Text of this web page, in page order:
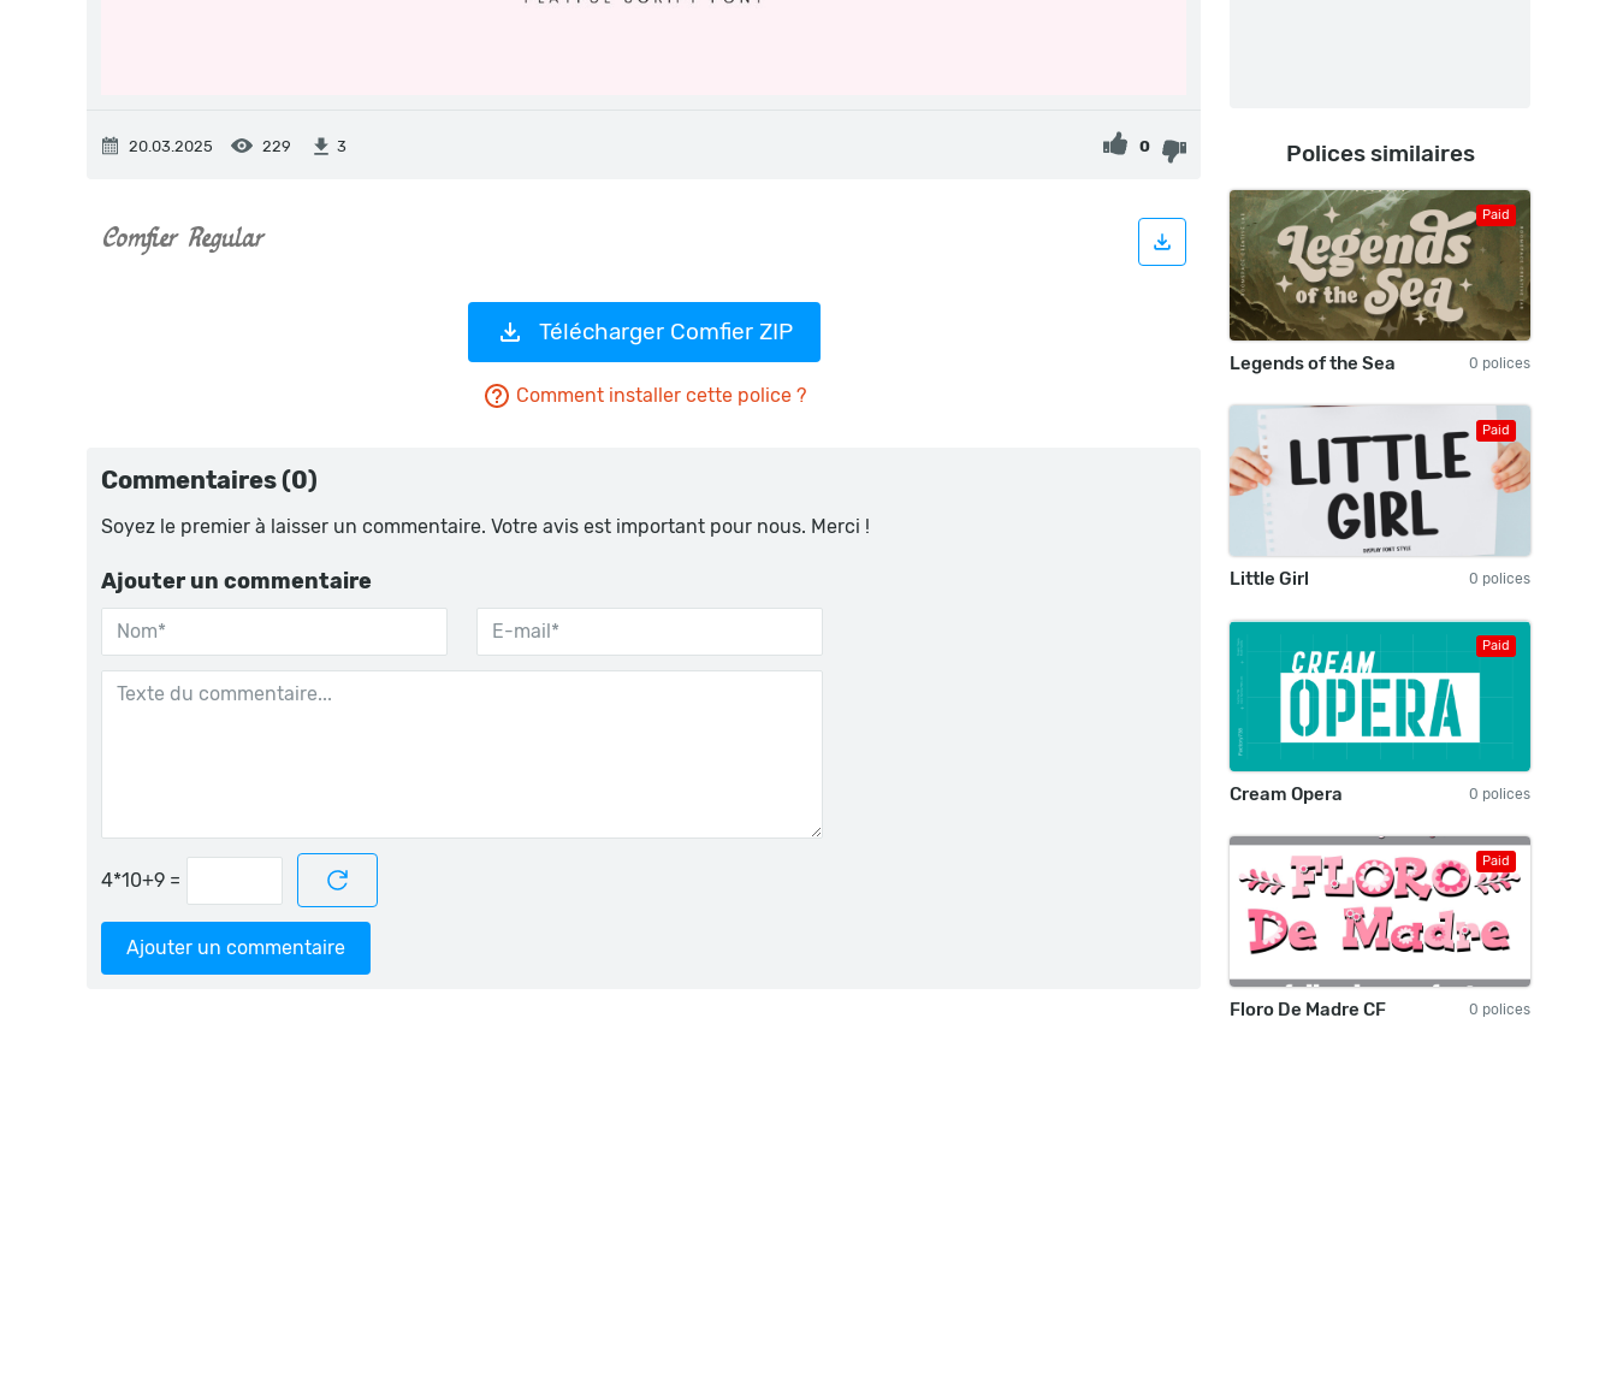
20.03.2025 229 3 0
Télécharger Comfier ZIP
Comment installer cette police ?
Commentaires (0)
Soyez le premier à laisser un commentaire. Votre avis est important pour nous. Merci !
Ajouter un commentaire
=
Ajouter un commentaire
Polices similaires
Paid
Legends of the Sea 0 polices
Paid
Little Girl 0 polices
Paid
Cream Opera 0 polices
Paid
Floro De Madre CF 0 polices